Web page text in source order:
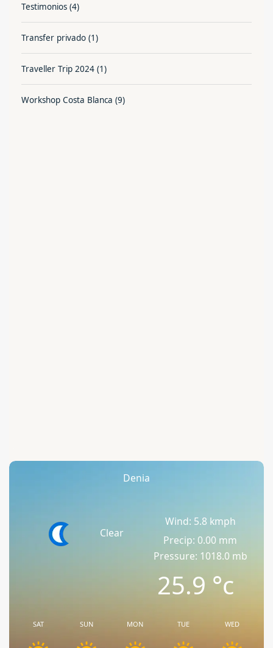
Testimonios (4)
Transfer privado (1)
Traveller Trip 2024 (1)
Workshop Costa Blanca (9)
Denia
Clear
Wind: 5.8 kmph
Precip: 0.00 mm
Pressure: 1018.0 mb
25.9 °c
SAT SUN MON TUE WED